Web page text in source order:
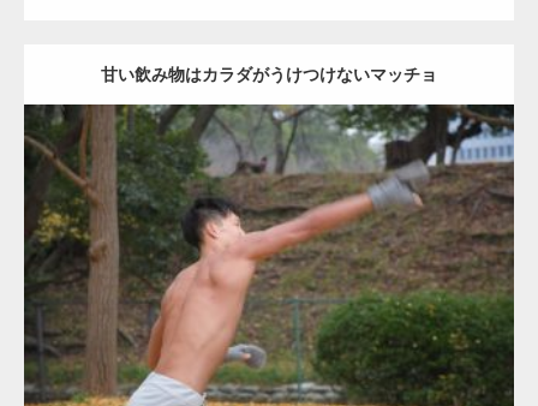
甘い飲み物はカラダがうけつけないマッチョ
Update:2021.07.8
Category: 公園のマッチョ その他 AKIHITO(細マッチョ) 背中
ダウンロード